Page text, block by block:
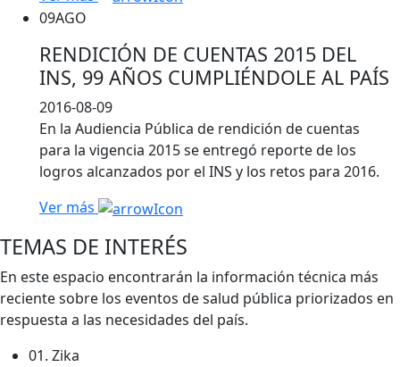
09AGO
RENDICIÓN DE CUENTAS 2015 DEL
INS, 99 AÑOS CUMPLIÉNDOLE AL PAÍS
2016-08-09
En la Audiencia Pública de rendición de cuentas
para la vigencia 2015 se entregó reporte de los
logros alcanzados por el INS y los retos para 2016.
Ver más
TEMAS DE INTERÉS
En este espacio encontrarán la información técnica más
reciente sobre los eventos de salud pública priorizados en
respuesta a las necesidades del país.
01. Zika